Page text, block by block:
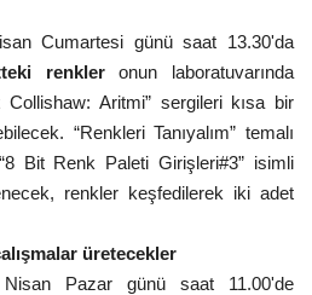
Cumartesi günü saat 13.30'da
renkleronun laboratuvarında
Collishaw: Aritmi” sergileri kısa bir
“Renkleri Tanıyalım” temalı
Bit Renk Paleti Girişleri#3” isimli
renkler keşfedilerek iki adet
üretecekler
Pazar günü saat 11.00'de